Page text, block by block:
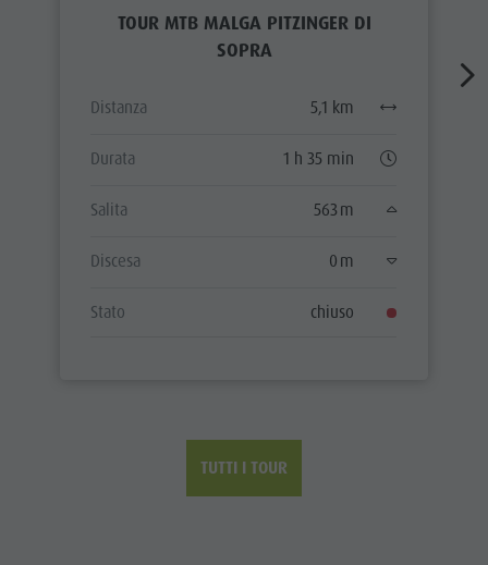
TOUR MTB MALGA PITZINGER DI
SOPRA
Distanza 5,1 km
Durata 1 h 35 min
Salita 563 m
Discesa 0 m
Stato chiuso
TUTTI I TOUR